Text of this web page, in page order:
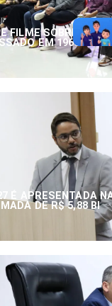
FILME SOBRE
EM 1960
É APRESENTADA
DE R$ 5,88 BI